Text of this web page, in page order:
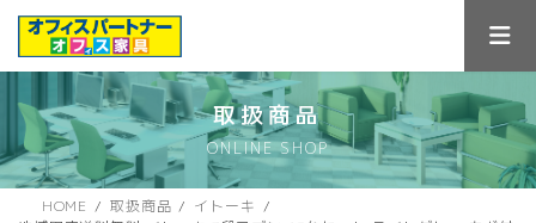
ス
キ
ン
に
取扱商品
ONLINE SHOP
HOME 取扱商品
イトーキ